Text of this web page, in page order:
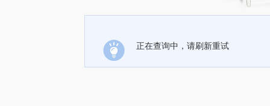
正在查询中，请刷新重试